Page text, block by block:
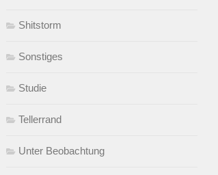
Shitstorm
Sonstiges
Studie
Tellerrand
Unter Beobachtung